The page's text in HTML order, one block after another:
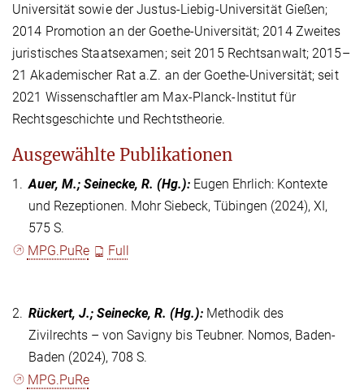
Universität sowie der Justus-Liebig-Universität Gießen;
2014 Promotion an der Goethe-Universität; 2014 Zweites
juristisches Staatsexamen; seit 2015 Rechtsanwalt; 2015–
21 Akademischer Rat a.Z. an der Goethe-Universität; seit
2021 Wissenschaftler am Max-Planck-Institut für
Rechtsgeschichte und Rechtstheorie.
Ausgewählte Publikationen
1. Auer, M.; Seinecke, R. (Hg.): Eugen Ehrlich: Kontexte
und Rezeptionen. Mohr Siebeck, Tübingen (2024), XI,
575 S.
MPG.PuRe
Full
2. Rückert, J.; Seinecke, R. (Hg.): Methodik des
Zivilrechts – von Savigny bis Teubner. Nomos, Baden-
Baden (2024), 708 S.
MPG.PuRe